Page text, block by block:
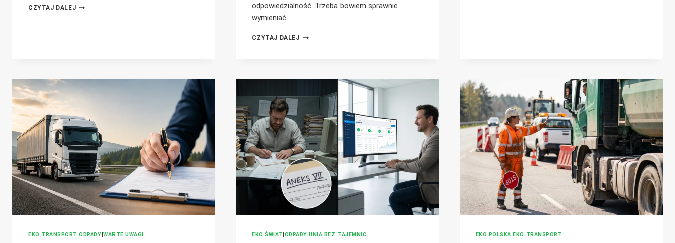
CZYTAJ DALEJAWARIA
odpowiedzialność. Trzeba bowiem sprawnie
wymieniać…
CZYTAJ DALEJTRANSPORT
BRAKUJĄCYM
ELEMENTEM
UKŁADANKI?
EKO TRANSPORT |ODPADY|WARTE UWAGI EKO ŚWIAT|ODPADY|UNIA BEZ TAJEMNIC EKO POLSKA|EKO TRANSPORT